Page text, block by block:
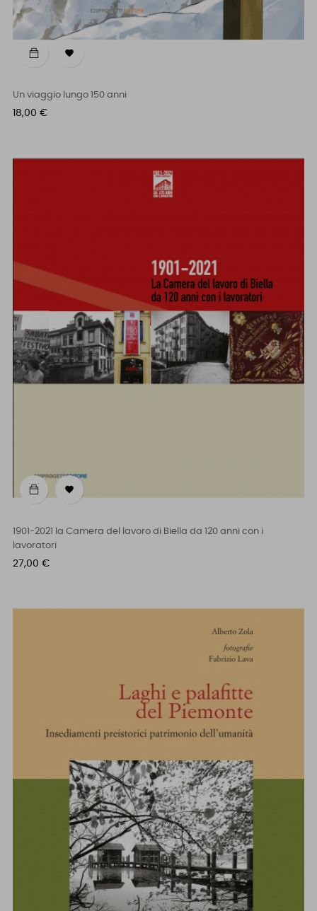

Un viaggio lungo 150 anni
Prezzo
18,00 €

1901-2021 la Camera del lavoro di Biella da 120 anni con i
lavoratori
Prezzo
27,00 €